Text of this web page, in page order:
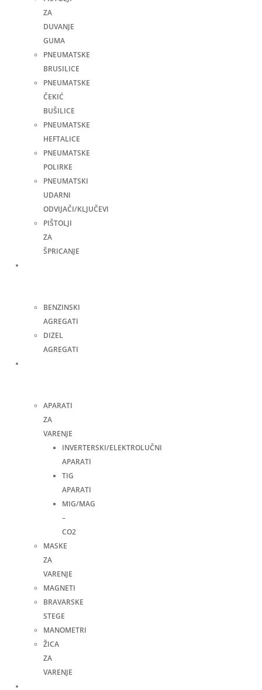
ZA
DUVANJE
GUMA
PNEUMATSKE
BRUSILICE
PNEUMATSKE
ČEKIĆ
BUŠILICE
PNEUMATSKE
HEFTALICE
PNEUMATSKE
POLIRKE
PNEUMATSKI
UDARNI
ODVIJAČI/KLJUČEVI
PIŠTOLJI
ZA
ŠPRICANJE
BENZINSKI
AGREGATI
DIZEL
AGREGATI
APARATI
ZA
VARENJE
INVERTERSKI/ELEKTROLUČNI
APARATI
TIG
APARATI
MIG/MAG
–
CO2
MASKE
ZA
VARENJE
MAGNETI
BRAVARSKE
STEGE
MANOMETRI
ŽICA
ZA
VARENJE